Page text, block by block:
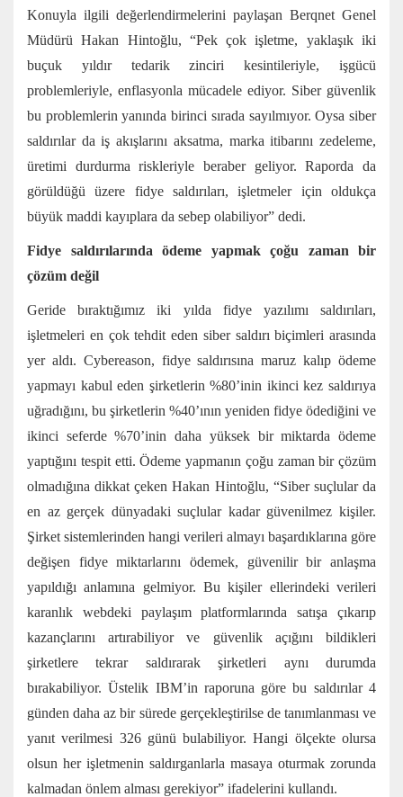
Konuyla ilgili değerlendirmelerini paylaşan Berqnet Genel
Müdürü Hakan Hintoğlu, “Pek çok işletme, yaklaşık iki
buçuk yıldır tedarik zinciri kesintileriyle, işgücü
problemleriyle, enflasyonla mücadele ediyor. Siber güvenlik
bu problemlerin yanında birinci sırada sayılmıyor. Oysa siber
saldırılar da iş akışlarını aksatma, marka itibarını zedeleme,
üretimi durdurma riskleriyle beraber geliyor. Raporda da
görüldüğü üzere fidye saldırıları, işletmeler için oldukça
büyük maddi kayıplara da sebep olabiliyor” dedi.
Fidye saldırılarında ödeme yapmak çoğu zaman bir
çözüm değil
Geride bıraktığımız iki yılda fidye yazılımı saldırıları,
işletmeleri en çok tehdit eden siber saldırı biçimleri arasında
yer aldı. Cybereason, fidye saldırısına maruz kalıp ödeme
yapmayı kabul eden şirketlerin %80’inin ikinci kez saldırıya
uğradığını, bu şirketlerin %40’ının yeniden fidye ödediğini ve
ikinci seferde %70’inin daha yüksek bir miktarda ödeme
yaptığını tespit etti. Ödeme yapmanın çoğu zaman bir çözüm
olmadığına dikkat çeken Hakan Hintoğlu, “Siber suçlular da
en az gerçek dünyadaki suçlular kadar güvenilmez kişiler.
Şirket sistemlerinden hangi verileri almayı başardıklarına göre
değişen fidye miktarlarını ödemek, güvenilir bir anlaşma
yapıldığı anlamına gelmiyor. Bu kişiler ellerindeki verileri
karanlık webdeki paylaşım platformlarında satışa çıkarıp
kazançlarını artırabiliyor ve güvenlik açığını bildikleri
şirketlere tekrar saldırarak şirketleri aynı durumda
bırakabiliyor. Üstelik IBM’in raporuna göre bu saldırılar 4
günden daha az bir sürede gerçekleştirilse de tanımlanması ve
yanıt verilmesi 326 günü bulabiliyor. Hangi ölçekte olursa
olsun her işletmenin saldırganlarla masaya oturmak zorunda
kalmadan önlem alması gerekiyor” ifadelerini kullandı.